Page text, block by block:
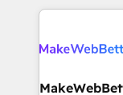
service
winning design
marketing